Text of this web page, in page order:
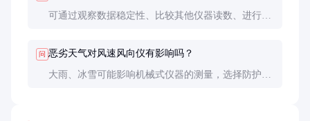
可通过观察数据稳定性、比较其他仪器读数、进行简
问 恶劣天气对风速风向仪有影响吗？
大雨、冰雪可能影响机械式仪器的测量，选择防护等